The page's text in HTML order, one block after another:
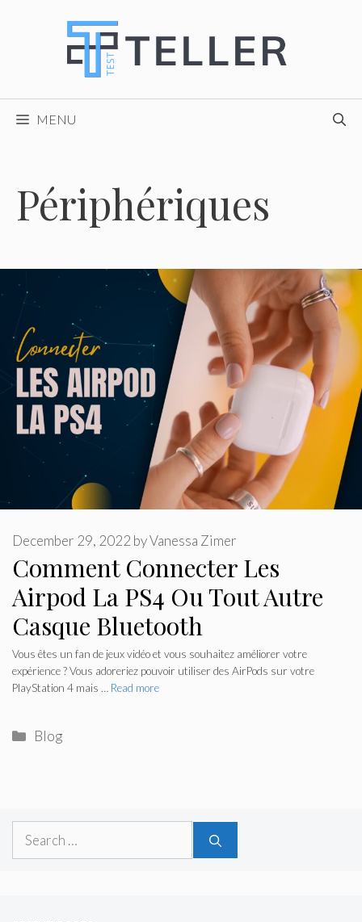
MENU
Périphériques
Comment Connecter Les
Airpod La PS4 Ou Tout Autre
Casque Bluetooth
December 29, 2022 byVanessa Zimer
Vous êtes un fan de jeux vidéo et vous souhaitez améliorer votre
expérience ? Vous adoreriez pouvoir utiliser des AirPods sur votre
PlayStation 4 mais … Read more
Categories
Blog
Search